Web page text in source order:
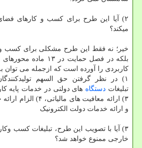
۲) آیا این طرح برای کسب و کارهای
میکند؟
خیر؛ نه فقط این طرح مشکلی برای کسب
بلکه در فصل حمایت در
کاربردی را آورده است که ازجمله می توان
تبلیغات دستگاه های دولتی در خدمات پایه
۳) ارائه معافیت های
و ارائه خدمات دولت الکترونیک
۳) آیا با تصویب این طرح، تبلیغات کسب
خارجی ممنوع خواهد شد؟